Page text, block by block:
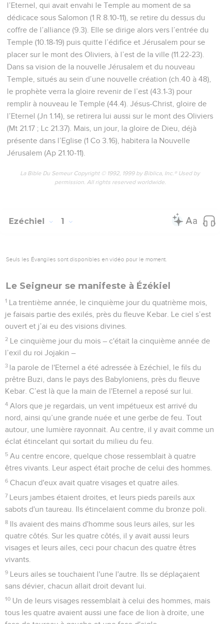
l’Eternel, qui avait envahi le Temple au moment de sa
dédicace sous Salomon (1 R 8.10-11), se retire du dessus du
coffre de l’alliance (9.3). Elle se dirige alors vers l’entrée du
Temple (10.18-19) puis quitte l’édifice et Jérusalem pour se
placer sur le mont des Oliviers, à l’est de la ville (11.22-23).
Dans sa vision de la nouvelle Jérusalem et du nouveau
Temple, situés au sein d’une nouvelle création (ch.40 à 48),
le prophète verra la gloire revenir de l’est (43.1-3) pour
remplir à nouveau le Temple (44.4). Jésus-Christ, gloire de
l’Eternel (Jn 1.14), se retirera lui aussi sur le mont des Oliviers
(Mt 21.17 ; Lc 21.37). Mais, un jour, la gloire de Dieu, déjà
présente dans l’Eglise (1 Co 3.16), habitera la Nouvelle
Jérusalem (Ap 21.10-11).
La Bible Du Semeur Copyright © 1992, 1999 by Biblica, Inc.® Used by
permission. All rights reserved worldwide.
Ezéchiel 1
Seuls les Évangiles sont disponibles en vidéo pour le moment.
Le Seigneur se manifeste à Ézékiel
1 La trentième année, le cinquième jour du quatrième mois,
je faisais partie des exilés, près du fleuve Kebar. Le ciel s’est
ouvert et j’ai eu des visions divines.
2 Le cinquième jour du mois – c'était la cinquième année de
l’exil du roi Jojakin –
3 la parole de l'Eternel a été adressée à Ezéchiel, le fils du
prêtre Buzi, dans le pays des Babyloniens, près du fleuve
Kebar. C’est là que la main de l'Eternel a reposé sur lui.
4 Alors que je regardais, un vent impétueux est arrivé du
nord, ainsi qu’une grande nuée et une gerbe de feu. Tout
autour, une lumière rayonnait. Au centre, il y avait comme un
éclat étincelant qui sortait du milieu du feu.
5 Au centre encore, quelque chose ressemblait à quatre
êtres vivants. Leur aspect était proche de celui des hommes.
6 Chacun d'eux avait quatre visages et quatre ailes.
7 Leurs jambes étaient droites, et leurs pieds pareils aux
sabots d'un taureau. Ils étincelaient comme du bronze poli.
8 Ils avaient des mains d'homme sous leurs ailes, sur les
quatre côtés. Sur les quatre côtés, il y avait aussi leurs
visages et leurs ailes, ceci pour chacun des quatre êtres
vivants.
9 Leurs ailes se touchaient l'une l'autre. Ils se déplaçaient
sans dévier, chacun allait droit devant lui.
10 Un de leurs visages ressemblait à celui des hommes, mais
tous les quatre avaient aussi une face de lion à droite, une